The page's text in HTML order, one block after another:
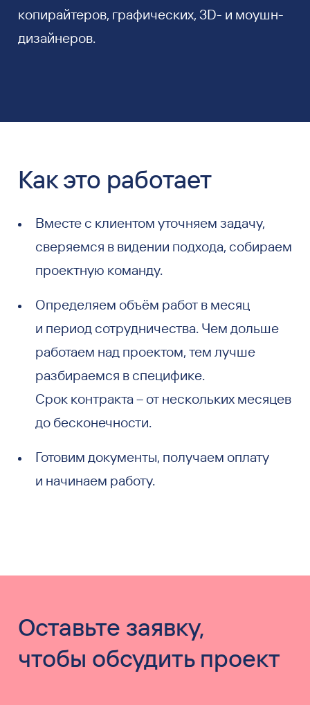
копирайтеров, графических, 3D- и моушн-
дизайнеров.
Как это работает
Вместе с клиентом уточняем задачу,
сверяемся в видении подхода, собираем
проектную команду.
Определяем объём работ в месяц
и период сотрудничества. Чем дольше
работаем над проектом, тем лучше
разбираемся в специфике.
Срок контракта – от нескольких месяцев
до бесконечности.
Готовим документы, получаем оплату
и начинаем работу.
Оставьте заявку,
чтобы обсудить проект